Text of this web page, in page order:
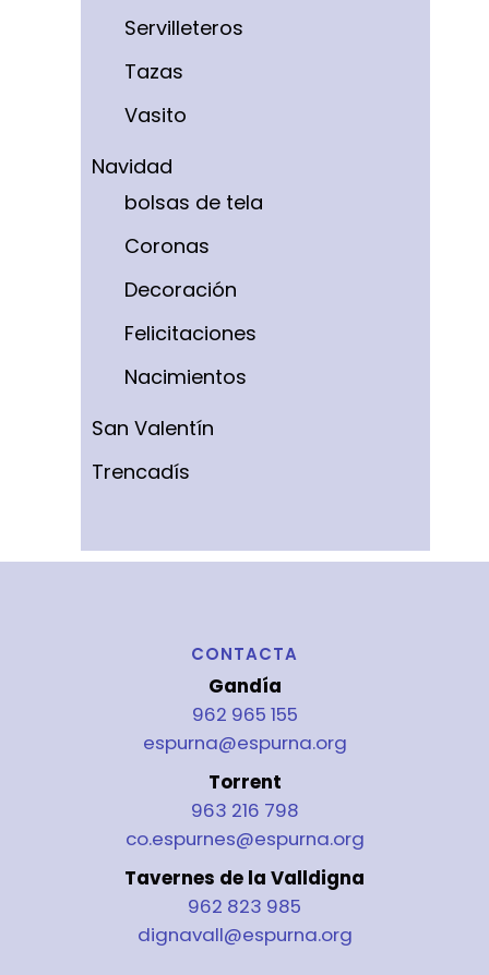
Servilleteros
Tazas
Vasito
Navidad
bolsas de tela
Coronas
Decoración
Felicitaciones
Nacimientos
San Valentín
Trencadís
CONTACTA
Gandía
962 965 155
espurna@espurna.org
Torrent
963 216 798
co.espurnes@espurna.org
Tavernes de la Valldigna
962 823 985
dignavall@espurna.org